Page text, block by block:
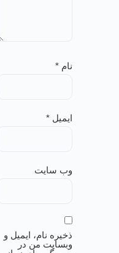
نام*
ایمیل*
وب‌ سایت
ذخیره نام، ایمیل و
وبسایت من در